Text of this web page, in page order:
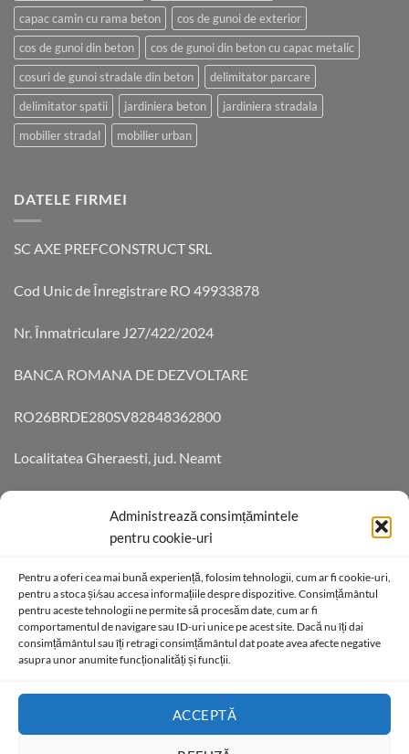
Administrează consimțămintele
pentru cookie-uri
Pentru a oferi cea mai bună experiență, folosim tehnologii, cum ar fi cookie-uri,
pentru a stoca și/sau accesa informațiile despre dispozitive. Consimțământul
pentru aceste tehnologii ne permite să procesăm date, cum ar fi
comportamentul de navigare sau ID-uri unice pe acest site. Dacă nu îți dai
consimțământul sau îți retragi consimțământul dat poate avea afecte negative
asupra unor anumite funcționalități și funcții.
ACCEPTĂ
capac camin cu rama beton
cos de gunoi de exterior
cos de gunoi din beton
cos de gunoi din beton cu capac metalic
cosuri de gunoi stradale din beton
delimitator parcare
delimitator spatii
jardiniera beton
jardiniera stradala
mobilier stradal
mobilier urban
DATELE FIRMEI
SC AXE PREFCONSTRUCT SRL
Cod Unic de Înregistrare RO 49933878
Nr. Înmatriculare J27/422/2024
BANCA ROMANA DE DEZVOLTARE
RO26BRDE280SV82848362800
Localitatea Gheraesti, jud. Neamt
Telefon +40761728077
contact@axeprefabricate.ro